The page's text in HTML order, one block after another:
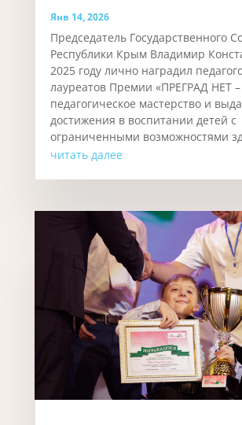
Янв 14, 2026
Председатель Государственного
Республики Крым Владимир
2025 году лично наградил
лауреатов Премии «ПРЕГРАД НЕТ –
педагогическое мастерство и
достижения в воспитании детей с
ограниченными возможностями
читать далее